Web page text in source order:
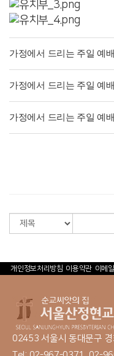
가정에서 드리는 주일 예
가정에서 드리는 주일 예
가정에서 드리는 주일 예
개인정보처리방침 이용약관 이메
02453 서울시 동대문구